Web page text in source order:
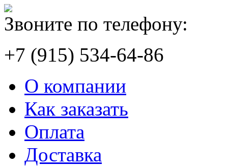
Звоните по телефону:
+7 (915) 534-64-86
О компании
Как заказать
Оплата
Доставка